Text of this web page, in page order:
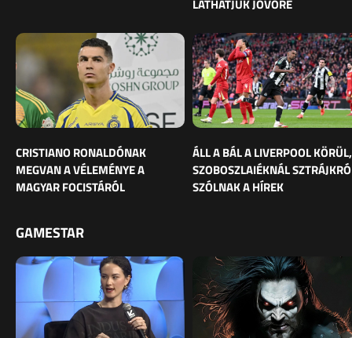
LÁTHATJUK JÖVŐRE
CRISTIANO RONALDÓNAK
MEGVAN A VÉLEMÉNYE A
MAGYAR FOCISTÁRÓL
ÁLL A BÁL A LIVERPOOL KÖRÜL,
SZOBOSZLAIÉKNÁL
SZÓLNAK A HÍREK
GAMESTAR